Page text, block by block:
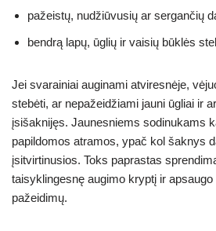
pažeistų, nudžiūvusių ar sergančių
bendrą lapų, ūglių ir vaisių būklės
Jei svarainiai auginami atviresnėje,
stebėti, ar nepažeidžiami jauni ūgliai ir
įsišaknijęs. Jaunesniems sodinukams
papildomos atramos, ypač kol šaknys
įsitvirtinusios. Toks paprastas
taisyklingesnę augimo kryptį ir
pažeidimų.